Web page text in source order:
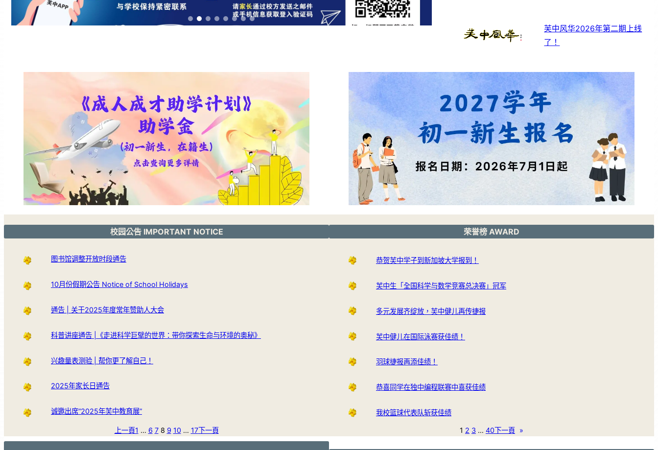
芙中风华2026年第二期上线
了！
校园公告 IMPORTANT NOTICE
图书馆调整开放时段通告
10月份假期公告 Notice of School Holidays
通告 | 关于2025年度常年赞助人大会
科普讲座通告 |《走进科学巨擘的世界：带你探索生命与环境的奥秘》
兴趣量表测验 | 帮你更了解自己！
2025年家长日通告
诚邀出席“2025年芙中教育展”
上一頁1 … 6 7 8 9 10 … 17下一頁
荣誉榜 AWARD
恭贺芙中学子到新加坡大学报到！
芙中生「全国科学与数学竞赛总决赛」冠军
多元发展齐绽放，芙中健儿再传捷报
芙中健儿在国际泳赛获佳绩！
羽球捷报再添佳绩！
恭喜同学在独中编程联赛中喜获佳绩
我校篮球代表队斩获佳绩
1 2 3 … 40下一頁 »